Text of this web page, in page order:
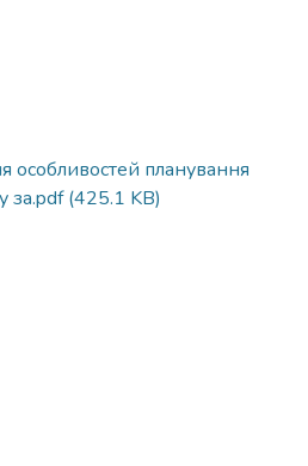
особливостей планування
за.pdf(425.1 KB)